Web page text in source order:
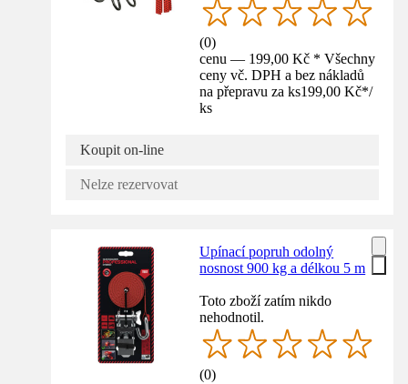
(0)
cenu — 199,00 Kč * Všechny
ceny vč. DPH a bez nákladů
na přepravu za ks199,00 Kč*/
ks
Koupit on-line
Nelze rezervovat
Upínací popruh odolný
nosnost 900 kg a délkou 5 m
Toto zboží zatím nikdo
nehodnotil.
(0)